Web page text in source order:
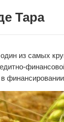
Тара
из самых